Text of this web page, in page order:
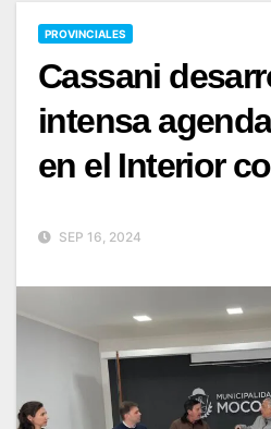
PROVINCIALES
Cassani
intensa
en el Interior
SEP 16, 2024